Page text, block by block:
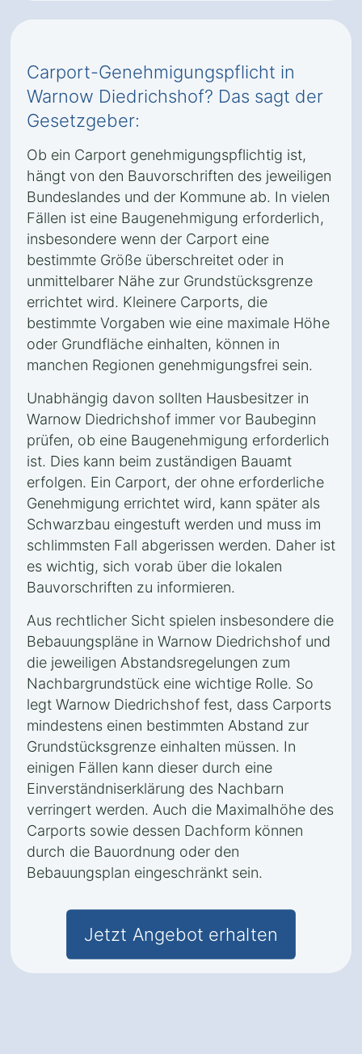
Carport-Genehmigungspflicht in
Warnow Diedrichshof? Das sagt der
Gesetzgeber:
Ob ein Carport genehmigungspflichtig ist,
hängt von den Bauvorschriften des jeweiligen
Bundeslandes und der Kommune ab. In vielen
Fällen ist eine Baugenehmigung erforderlich,
insbesondere wenn der Carport eine
bestimmte Größe überschreitet oder in
unmittelbarer Nähe zur Grundstücksgrenze
errichtet wird. Kleinere Carports, die
bestimmte Vorgaben wie eine maximale Höhe
oder Grundfläche einhalten, können in
manchen Regionen genehmigungsfrei sein.
Unabhängig davon sollten Hausbesitzer in
Warnow Diedrichshof immer vor Baubeginn
prüfen, ob eine Baugenehmigung erforderlich
ist. Dies kann beim zuständigen Bauamt
erfolgen. Ein Carport, der ohne erforderliche
Genehmigung errichtet wird, kann später als
Schwarzbau eingestuft werden und muss im
schlimmsten Fall abgerissen werden. Daher ist
es wichtig, sich vorab über die lokalen
Bauvorschriften zu informieren.
Aus rechtlicher Sicht spielen insbesondere die
Bebauungspläne in Warnow Diedrichshof und
die jeweiligen Abstandsregelungen zum
Nachbargrundstück eine wichtige Rolle. So
legt Warnow Diedrichshof fest, dass Carports
mindestens einen bestimmten Abstand zur
Grundstücksgrenze einhalten müssen. In
einigen Fällen kann dieser durch eine
Einverständniserklärung des Nachbarn
verringert werden. Auch die Maximalhöhe des
Carports sowie dessen Dachform können
durch die Bauordnung oder den
Bebauungsplan eingeschränkt sein.
Jetzt Angebot erhalten